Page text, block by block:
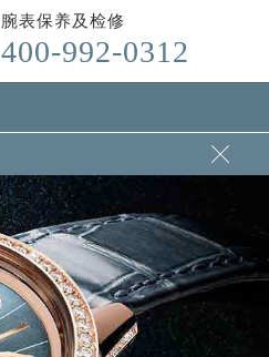
腕表保养及检修
400-992-0312
